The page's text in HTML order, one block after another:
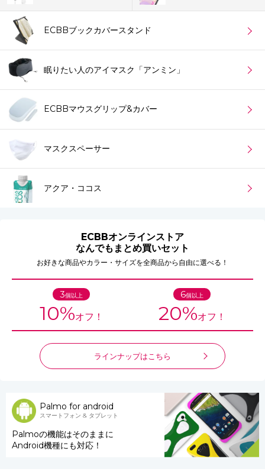
ECBBブックカバースタンド
眠りたい人のアイマスク「アンミン」
ECBBマウスグリップ&カバー
マスクスペーサー
アクア・ココス
ECBBオンラインストア
なんでもまとめ買いセット
お好きな商品やカラー・サイズを全商品から自由に選べる！
3個以上
10%オフ！
6個以上
20%オフ！
ラインナップはこちら
Palmo for android
スマートフォン & タブレット
Palmoの機能はそのままに
Android機種にも対応！